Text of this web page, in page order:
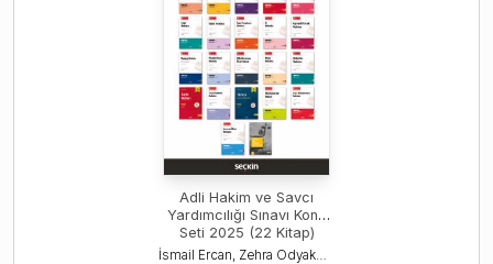
Adli Hakim ve Savcı
Yardımcılığı Sınavı Konu
Seti 2025 (22 Kitap)
İsmail Ercan, Zehra Odyakmaz, Tamer Bozkurt